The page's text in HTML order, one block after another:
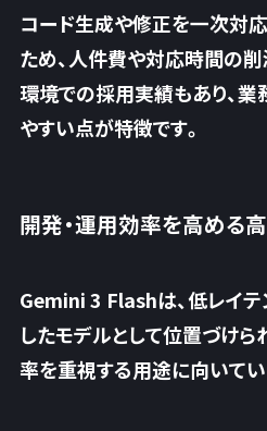
コード生成や修正を一次対
ため、人件費や対応時間の
環境での採用実績もあり、
やすい点が特徴です。
開発・運用効率を高める
Gemini 3 Flashは、低レイテ
したモデルとして位置づけら
率を重視する用途に向いてい